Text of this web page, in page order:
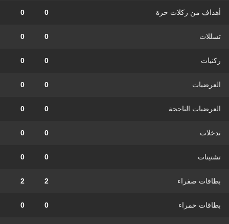
أهداف من ركلات حرة 0
0
تسللات 0
0
ركنيات 0
0
العرضيات 0
0
العرضيات الناجحة 0
0
تدخلات 0
0
تشتيتات 0
0
بطاقات صفراء 2
2
بطاقات حمراء 0
0